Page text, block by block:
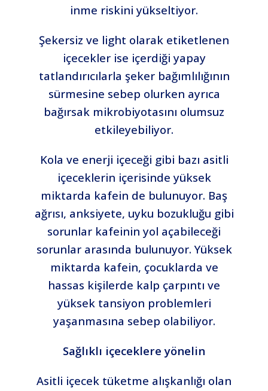
inme riskini yükseltiyor.
Şekersiz ve light olarak etiketlenen
içecekler ise içerdiği yapay
tatlandırıcılarla şeker bağımlılığının
sürmesine sebep olurken ayrıca
bağırsak mikrobiyotasını olumsuz
etkileyebiliyor.
Kola ve enerji içeceği gibi bazı asitli
içeceklerin içerisinde yüksek
miktarda kafein de bulunuyor. Baş
ağrısı, anksiyete, uyku bozukluğu gibi
sorunlar kafeinin yol açabileceği
sorunlar arasında bulunuyor. Yüksek
miktarda kafein, çocuklarda ve
hassas kişilerde kalp çarpıntı ve
yüksek tansiyon problemleri
yaşanmasına sebep olabiliyor.
Sağlıklı içeceklere yönelin
Asitli içecek tüketme alışkanlığı olan